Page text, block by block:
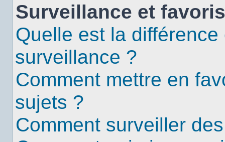
Surveillance et favoris
Quelle est la
surveillance ?
Comment mettre en
sujets ?
Comment surveiller